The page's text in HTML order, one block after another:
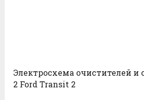
Электросхема очистителей и
2 Ford Transit 2